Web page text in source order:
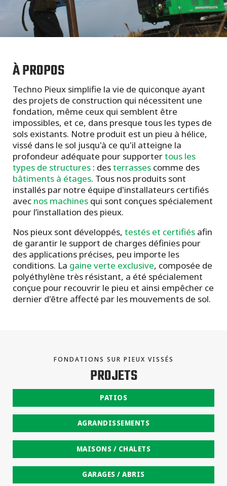
À PROPOS
Techno Pieux simplifie la vie de quiconque ayant
des projets de construction qui nécessitent une
fondation, même ceux qui semblent être
impossibles, et ce, dans presque tous les types de
sols existants. Notre produit est un pieu à hélice,
vissé dans le sol jusqu'à ce qu'il atteigne la
profondeur adéquate pour supportertous les
types de structures : desterrasses comme des
bâtiments à étages. Tous nos produits sont
installés par notre équipe d'installateurs certifiés
avec nos machines qui sont conçues spécialement
pour l’installation des pieux.
Nos pieux sont développés, testés et certifiés afin
de garantir le support de charges définies pour
des applications précises, peu importe les
conditions. La gaine verte exclusive, composée de
polyéthylène très résistant, a été spécialement
conçue pour recouvrir le pieu et ainsi empêcher ce
dernier d'être affecté par les mouvements de sol.
FONDATIONS SUR PIEUX VISSÉS
PROJETS
PATIOS
AGRANDISSEMENTS
MAISONS / CHALETS
GARAGES / ABRIS